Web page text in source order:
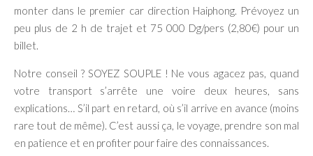
monter dans le premier car direction Haiphong. Prévoyez un
peu plus de 2 h de trajet et 75 000 Dg/pers (2,80€) pour un
billet.
Notre conseil ? SOYEZ SOUPLE ! Ne vous agacez pas, quand
votre transport s’arrête une voire deux heures, sans
explications… S’il part en retard, où s’il arrive en avance (moins
rare tout de même). C’est aussi ça, le voyage, prendre son mal
en patience et en profiter pour faire des connaissances.